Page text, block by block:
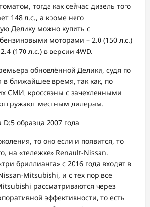
тогда как сейчас дизель того
148 л.с., а кроме него
Делику можно купить с
моторами – 2.0 (150 л.с.)
(170 л.с.) в версии 4WD.
обновлённой Делики, судя по
в ближайшее время, так как, по
СМИ, кроссвэны с зачехленными
местным дилерам.
образца 2007 года
то оно если и появится, то
на «тележке» Renault-Nissan.
бриллианта» с 2016 года входят в
Mitsubishi, и с тех пор все
рассматриваются через
эффективности, то есть